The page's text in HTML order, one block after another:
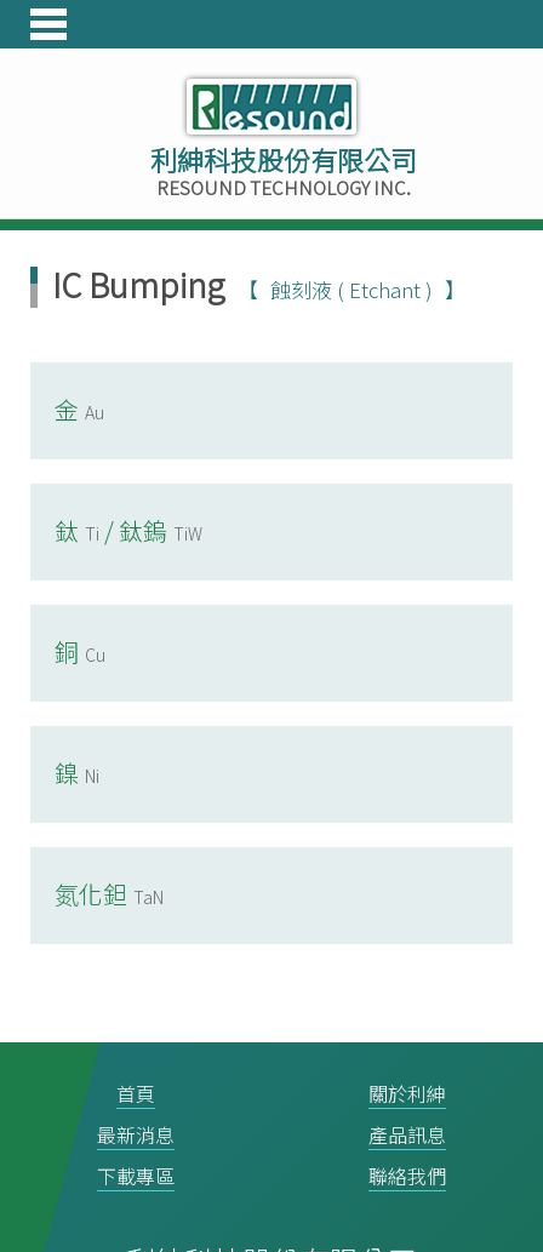
利紳科技股份有限公司
RESOUND TECHNOLOGY INC.
IC Bumping 蝕刻液 ( Etchant )
金 Au
鈦 Ti / 鈦鎢 TiW
銅 Cu
鎳 Ni
氮化鉭 TaN
首頁
關於利紳
最新消息
產品訊息
下載專區
聯絡我們